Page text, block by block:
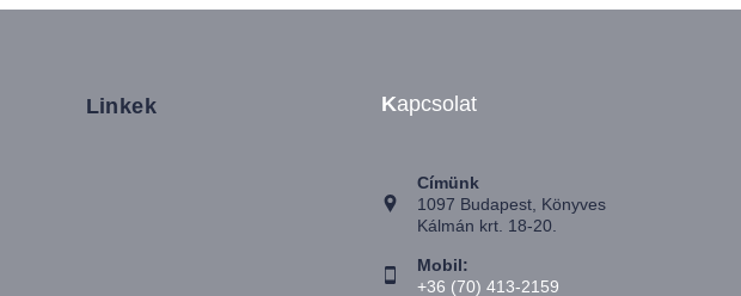
Linkek Kapcsolat
Címünk
1097 Budapest, Könyves
Kálmán krt. 18-20.
Mobil:
+36 (70) 413-2159